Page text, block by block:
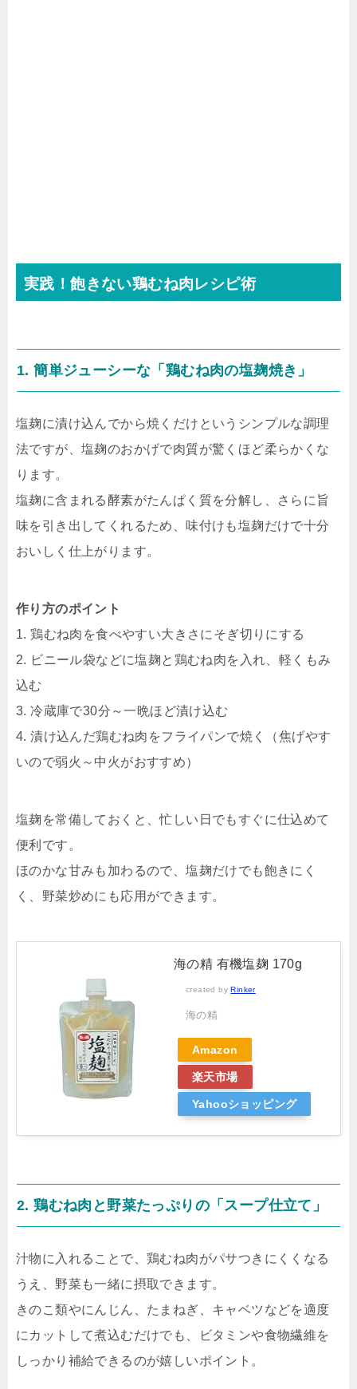
実践！飽きない鶏むね肉レシピ術
1. 簡単ジューシーな「鶏むね肉の塩麹焼き」
塩麹に漬け込んでから焼くだけというシンプルな調理
法ですが、塩麹のおかげで肉質が驚くほど柔らかくな
ります。
塩麹に含まれる酵素がたんぱく質を分解し、さらに旨
味を引き出してくれるため、味付けも塩麹だけで十分
おいしく仕上がります。
作り方のポイント
1. 鶏むね肉を食べやすい大きさにそぎ切りにする
2. ビニール袋などに塩麹と鶏むね肉を入れ、軽くもみ
込む
3. 冷蔵庫で30分～一晩ほど漬け込む
4. 漬け込んだ鶏むね肉をフライパンで焼く（焦げやす
いので弱火～中火がおすすめ）
塩麹を常備しておくと、忙しい日でもすぐに仕込めて
便利です。
ほのかな甘みも加わるので、塩麹だけでも飽きにく
く、野菜炒めにも応用ができます。
海の精 有機塩麹 170g
created byRinker
海の精
Amazon
楽天市場
Yahooショッピング
2. 鶏むね肉と野菜たっぷりの「スープ仕立て」
汁物に入れることで、鶏むね肉がパサつきにくくなる
うえ、野菜も一緒に摂取できます。
きのこ類やにんじん、たまねぎ、キャベツなどを適度
にカットして煮込むだけでも、ビタミンや食物繊維を
しっかり補給できるのが嬉しいポイント。